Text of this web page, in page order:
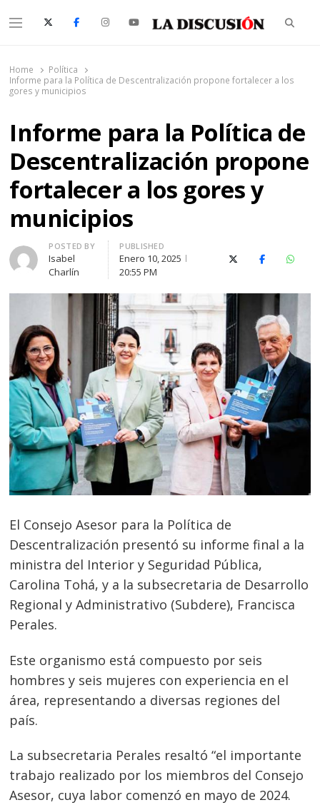
Menu
Home
Política
Informe para la Política de Descentralización propone fortalecer a los
gores y municipios
Informe para la Política de
Descentralización propone
fortalecer a los gores y
municipios
Author
POSTED BY
Isabel
Charlín
PUBLISHED
Enero 10, 2025
20:55 PM
X (Twitter)Facebook
El Consejo Asesor para la Política de
Descentralización presentó su informe final a la
ministra del Interior y Seguridad Pública,
Carolina Tohá, y a la subsecretaria de Desarrollo
Regional y Administrativo (Subdere), Francisca
Perales.
Este organismo está compuesto por seis
hombres y seis mujeres con experiencia en el
área, representando a diversas regiones del
país.
La subsecretaria Perales resaltó “el importante
trabajo realizado por los miembros del Consejo
Asesor, cuya labor comenzó en mayo de 2024.